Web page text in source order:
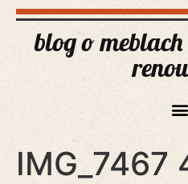
blog o
IMG_7467